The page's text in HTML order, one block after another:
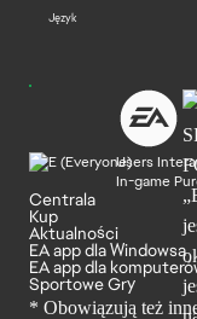
Język
Users
In-game
Centrala
Kup
Aktualności
EA app dla Windowsa
EA app dla
Sportowe Gry
* Obowiązują też